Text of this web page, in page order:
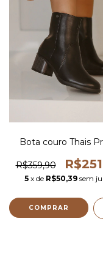
Bota couro Thais
R$359,90
5 x de R$50,39 sem
COMPRAR